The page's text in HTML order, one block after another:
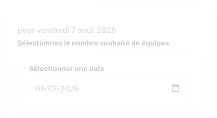
pour vendredi 7 août 2026
Sélectionnez le nombre souhaité de équipes
Sélectionner une date